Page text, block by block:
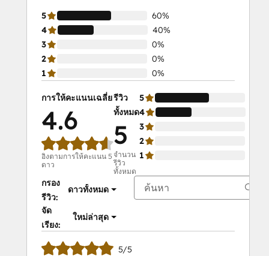
5
60%
4
40%
3
0%
2
0%
1
0%
การให้คะแนนเฉลี่ย
4.6
อิงตามการให้คะแนน 5
ดาว
รีวิว
ทั้งหมด
5
จำนวน
รีวิว
ทั้งหมด
5
4
3
2
1
กรอง
รีวิว:
ดาวทั้งหมด
จัด
เรียง:
ใหม่ล่าสุด
5/5